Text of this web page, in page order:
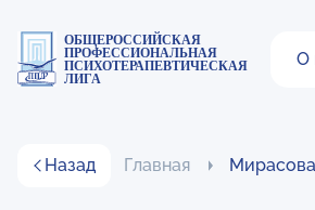
ОБЩЕРОССИЙСКАЯ
ПРОФЕССИОНАЛЬНАЯ
ПСИХОТЕРАПЕВТИЧЕСКАЯ
ЛИГА
О
Назад Главная